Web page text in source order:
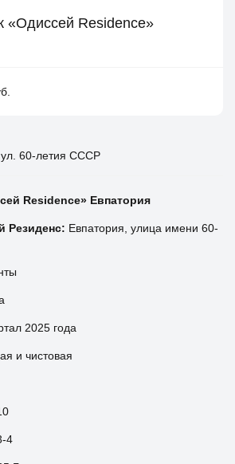
«Одиссей Residence»
ул. 60-летия СССР
Residence» Евпатория
Резиденс: Евпатория, улица имени 60-
2025 года
и чистовая
4